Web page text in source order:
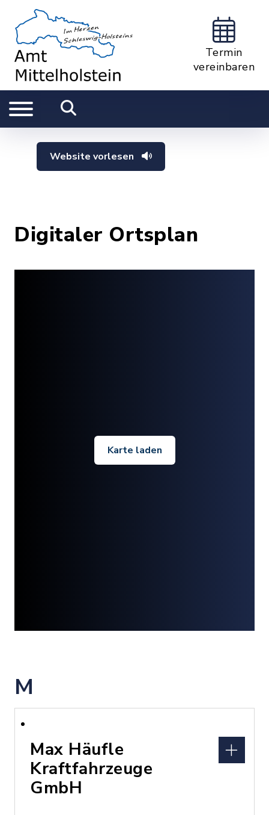
Termin
vereinbaren
Website vorlesen
Digitaler Ortsplan
Karte laden
M
Max Häufle
Kraftfahrzeuge
GmbH